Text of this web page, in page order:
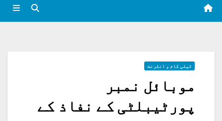
ٹیلی کام و انٹرنٹ
موبائل نمبر
پورٹیبلٹی کے نفاذ کے